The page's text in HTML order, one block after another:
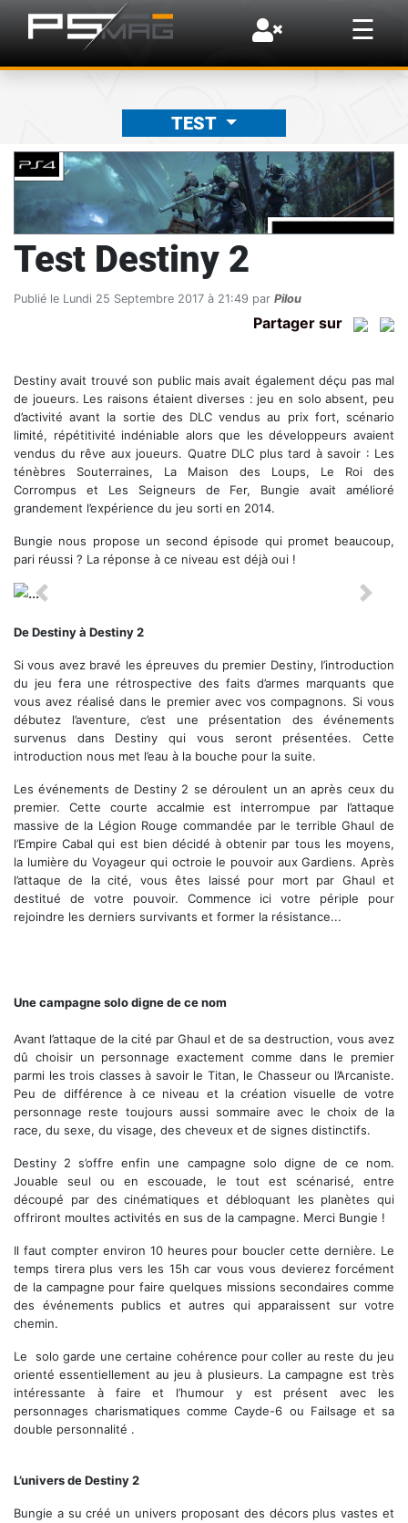
☰
×
TEST
Test Destiny 2
Publié le Lundi 25 Septembre 2017 à 21:49 par Pilou
Partager sur
Destiny avait trouvé son public mais avait également déçu pas mal
de joueurs. Les raisons étaient diverses : jeu en solo absent, peu
d’activité avant la sortie des DLC vendus au prix fort, scénario
limité, répétitivité indéniable alors que les développeurs avaient
vendus du rêve aux joueurs. Quatre DLC plus tard à savoir : Les
ténèbres Souterraines, La Maison des Loups, Le Roi des
Corrompus et Les Seigneurs de Fer, Bungie avait amélioré
grandement l’expérience du jeu sorti en 2014.
Bungie nous propose un second épisode qui promet beaucoup,
pari réussi ? La réponse à ce niveau est déjà oui !
Previous Next
De Destiny à Destiny 2
Si vous avez bravé les épreuves du premier Destiny, l’introduction
du jeu fera une rétrospective des faits d’armes marquants que
vous avez réalisé dans le premier avec vos compagnons. Si vous
débutez l’aventure, c’est une présentation des événements
survenus dans Destiny qui vous seront présentées. Cette
introduction nous met l’eau à la bouche pour la suite.
Les événements de Destiny 2 se déroulent un an après ceux du
premier. Cette courte accalmie est interrompue par l’attaque
massive de la Légion Rouge commandée par le terrible Ghaul de
l’Empire Cabal qui est bien décidé à obtenir par tous les moyens,
la lumière du Voyageur qui octroie le pouvoir aux Gardiens. Après
l’attaque de la cité, vous êtes laissé pour mort par Ghaul et
destitué de votre pouvoir. Commence ici votre périple pour
rejoindre les derniers survivants et former la résistance...
Une campagne solo digne de ce nom
Avant l’attaque de la cité par Ghaul et de sa destruction, vous avez
dû choisir un personnage exactement comme dans le premier
parmi les trois classes à savoir le Titan, le Chasseur ou l’Arcaniste.
Peu de différence à ce niveau et la création visuelle de votre
personnage reste toujours aussi sommaire avec le choix de la
race, du sexe, du visage, des cheveux et de signes distinctifs.
Destiny 2 s’offre enfin une campagne solo digne de ce nom.
Jouable seul ou en escouade, le tout est scénarisé, entre
découpé par des cinématiques et débloquant les planètes qui
offriront moultes activités en sus de la campagne. Merci Bungie !
Il faut compter environ 10 heures pour boucler cette dernière. Le
temps tirera plus vers les 15h car vous vous devierez forcément
de la campagne pour faire quelques missions secondaires comme
des événements publics et autres qui apparaissent sur votre
chemin.
Le solo garde une certaine cohérence pour coller au reste du jeu
orienté essentiellement au jeu à plusieurs. La campagne est très
intéressante à faire et l’humour y est présent avec les
personnages charismatiques comme Cayde-6 ou Failsage et sa
double personnalité .
L’univers de Destiny 2
Bungie a su créé un univers proposant des décors plus vastes et